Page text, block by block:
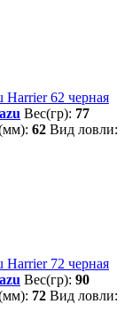
Harrier 62 черная
Вес(гр): 77
62 Вид ловли:
Harrier 72 черная
Вес(гр): 90
72 Вид ловли: